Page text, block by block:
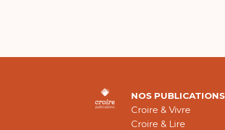
NOS PUBLICATIONS
Croire & Vivre
Croire & Lire